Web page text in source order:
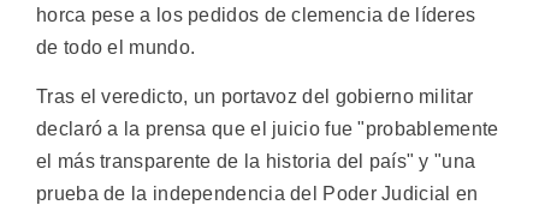
horca pese a los pedidos de clemencia de líderes
de todo el mundo.
Tras el veredicto, un portavoz del gobierno militar
declaró a la prensa que el juicio fue "probablemente
el más transparente de la historia del país" y "una
prueba de la independencia del Poder Judicial en